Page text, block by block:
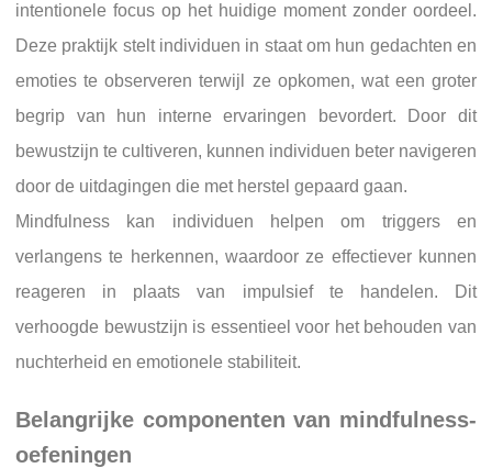
intentionele focus op het huidige moment zonder oordeel.
Deze praktijk stelt individuen in staat om hun gedachten en
emoties te observeren terwijl ze opkomen, wat een groter
begrip van hun interne ervaringen bevordert. Door dit
bewustzijn te cultiveren, kunnen individuen beter navigeren
door de uitdagingen die met herstel gepaard gaan.
Mindfulness kan individuen helpen om triggers en
verlangens te herkennen, waardoor ze effectiever kunnen
reageren in plaats van impulsief te handelen. Dit
verhoogde bewustzijn is essentieel voor het behouden van
nuchterheid en emotionele stabiliteit.
Belangrijke componenten van mindfulness-
oefeningen